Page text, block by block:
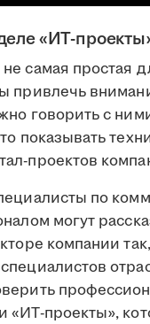
«ИТ-
самая простая
привлечь
говорить с
показывать
проектов
по
могут
компании
«ИТ-проекты»,